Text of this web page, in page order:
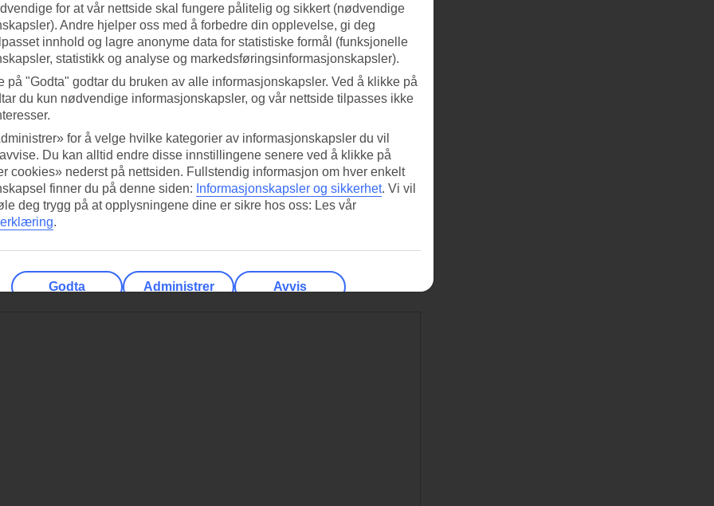
for at vår nettside skal fungere pålitelig og sikkert (nødvendige
Andre hjelper oss med å forbedre din opplevelse, gi deg
innhold og lagre anonyme data for statistiske formål (funksjonelle
statistikk og analyse og markedsføringsinformasjonskapsler).
på "Godta" godtar du bruken av alle informasjonskapsler. Ved å klikke på
du kun nødvendige informasjonskapsler, og vår nettside tilpasses ikke
for å velge hvilke kategorier av informasjonskapsler du vil
Du kan alltid endre disse innstillingene senere ved å klikke på
cookies» nederst på nettsiden. Fullstendig informasjon om hver enkelt
finner du på denne siden: Informasjonskapsler og sikkerhet. Vi vil
deg trygg på at opplysningene dine er sikre hos oss: Les vår
.
Godta Administrer Avvis